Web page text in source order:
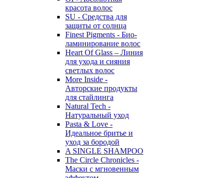
красота волос
SU - Средства для
защиты от солнца
Finest Pigments - Био-
ламинирование волос
Heart Of Glass – Линия
для ухода и сияния
светлых волос
More Inside -
Авторские продукты
для стайлинга
Natural Tech -
Натуральный уход
Pasta & Love -
Идеальное бритье и
уход за бородой
A SINGLE SHAMPOO
The Circle Chronicles -
Маски с мгновенным